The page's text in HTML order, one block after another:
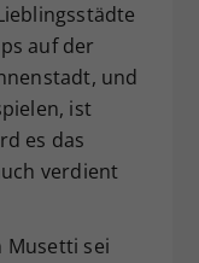
auf der
und
ist
es das
verdient
Musetti sei